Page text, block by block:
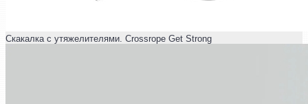
Скакалка с утяжелителями. Crossrope Get Strong